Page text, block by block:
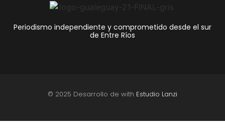
Periodismo independiente y comprometido desde el sur
de Entre Ríos
© 2025 Desarrollo de with Estudio Lanzi